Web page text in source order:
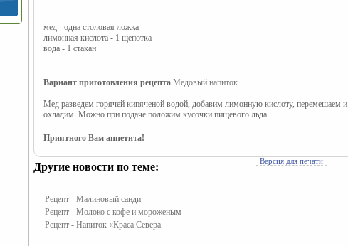
мед - одна столовая ложка
лимонная кислота - 1 щепотка
вода - 1 стакан
Вариант приготовления рецепта Медовый напиток
Мед разведем горячей кипяченой водой, добавим лимонную кислоту, перемешаем и
охладим. Можно при подаче положим кусочки пищевого льда.
Приятного Вам аппетита!
Версия для печати
Другие новости по теме:
Рецепт - Малиновый санди
Рецепт - Молоко с кофе и мороженым
Рецепт - Напиток «Краса Севера